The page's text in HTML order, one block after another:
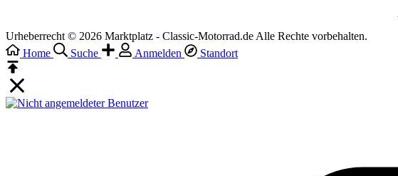
Urheberrecht © 2026 Marktplatz - Classic-Motorrad.de Alle Rechte vorbehalten.
Home
Suche Anmelden Standort